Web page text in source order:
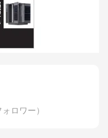
ロワー）